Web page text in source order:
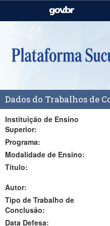
Casa Civil
Pecuária e
Dados do Trabalhos de
Instituição de Ensino
Superior:
Programa:
Modalidade de Ensino:
Título:
Autor:
Tipo de Trabalho de
Conclusão:
Data Defesa: